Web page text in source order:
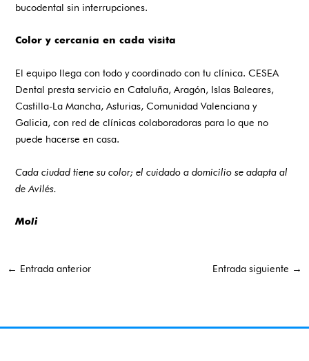
bucodental sin interrupciones.
Color y cercanía en cada visita
El equipo llega con todo y coordinado con tu clínica. CESEA
Dental presta servicio en Cataluña, Aragón, Islas Baleares,
Castilla-La Mancha, Asturias, Comunidad Valenciana y
Galicia, con red de clínicas colaboradoras para lo que no
puede hacerse en casa.
Cada ciudad tiene su color; el cuidado a domicilio se adapta al
de Avilés.
Moli
← Entrada anterior Entrada siguiente →